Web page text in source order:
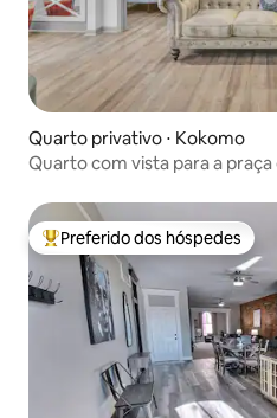
Quarto privativo ⋅ Kokomo
Quarto com vista para a praça
Entre os melhores preferidos
Preferido dos hóspedes